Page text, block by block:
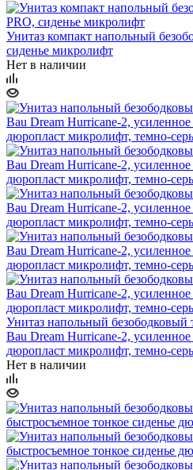
Унитаз компакт напольный
сиденье микролифт
Нет в наличии
Унитаз напольный безободковый
Bau Dream Hurricane-2,
дюропласт микролифт, темно-
Нет в наличии